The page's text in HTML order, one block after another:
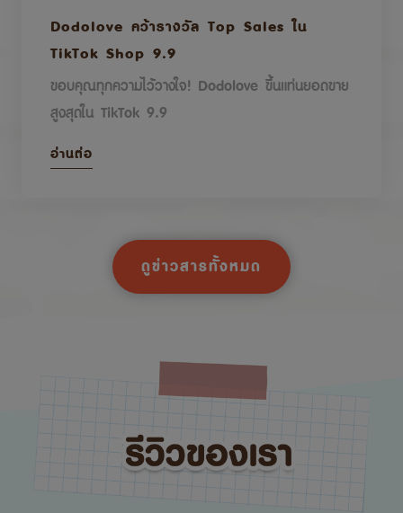
Dodolove คว้ารางวัล Top Sales ใน
TikTok Shop 9.9
ขอบคุณทุกความไว้วางใจ! Dodolove ขึ้นแท่นยอดขาย
สูงสุดใน TikTok 9.9
อ่านต่อ
ดูข่าวสารทั้งหมด